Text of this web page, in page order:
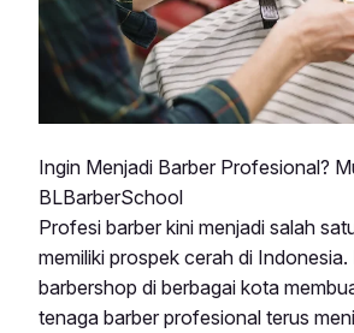
Ingin Menjadi Barber Profesional?
BLBarberSchool
Profesi barber kini menjadi salah
memiliki prospek cerah di
barbershop di berbagai kota
tenaga barber profesional terus